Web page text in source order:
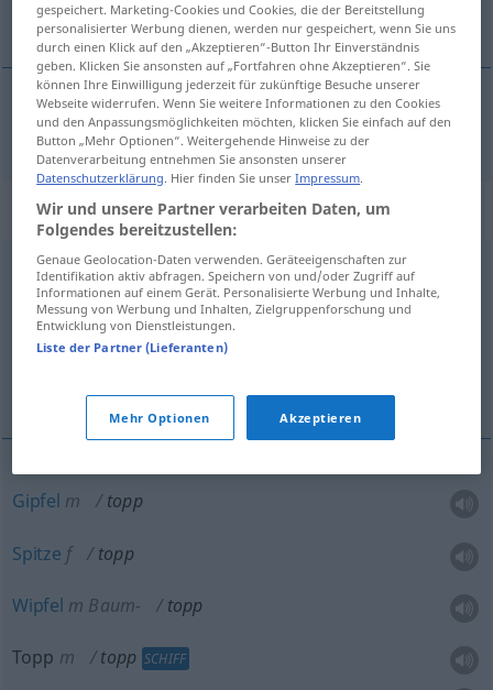
abgemacht
abgemacht topp
„topp“: Substantiv, Hauptwort
topps <-en;-ar>
Übersicht aller Übersetzungen
(Für mehr Details die Übersetzung anklicken/antippen)
Gipfel m topp
Spitze f topp
Wipfel m Baum- topp
Topp m topp SCHIFF
gespeichert. Marketing-Cookies und Cookies, die der Bereitstellung
personalisierter Werbung dienen, werden nur gespeichert, wenn Sie uns
durch einen Klick auf den „Akzeptieren“-Button Ihr Einverständnis
geben. Klicken Sie ansonsten auf „Fortfahren ohne Akzeptieren“. Sie
können Ihre Einwilligung jederzeit für zukünftige Besuche unserer
Webseite widerrufen. Wenn Sie weitere Informationen zu den Cookies
und den Anpassungsmöglichkeiten möchten, klicken Sie einfach auf den
Button „Mehr Optionen“. Weitergehende Hinweise zu der
Datenverarbeitung entnehmen Sie ansonsten unserer
Datenschutzerklärung. Hier finden Sie unserImpressum.
Wir und unsere Partner verarbeiten Daten, um
Folgendes bereitzustellen:
Genaue Geolocation-Daten verwenden. Geräteeigenschaften zur
Identifikation aktiv abfragen. Speichern von und/oder Zugriff auf
Informationen auf einem Gerät. Personalisierte Werbung und Inhalte,
Messung von Werbung und Inhalten, Zielgruppenforschung und
Entwicklung von Dienstleistungen.
Liste der Partner (Lieferanten)
Mehr Optionen Akzeptieren